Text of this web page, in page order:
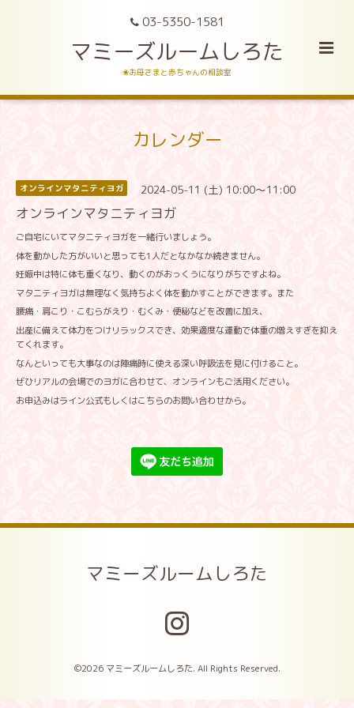
03-5350-1581
マミーズルームしろた
❀お母さまと赤ちゃんの相談室
カレンダー
オンラインマタニティヨガ 2024-05-11 (土) 10:00～11:00
オンラインマタニティヨガ
ご自宅にいてマタニティヨガを一緒行いましょう。
体を動かした方がいいと思っても1 人だとなかなか続きません。
妊娠中は特に体も重くなり、動くのがおっくうになりがちですよね。
マタニティヨガは無理なく気持ちよく体を動かすことができます。また
腰痛・肩こり・こむらがえり・むくみ・便秘などを改善に加え、
出産に備えて体力をつけリラックスでき、効果適度な運動で体重の増えすぎを抑え
てくれます。
なんといっても大事なのは陣痛時に使える深い呼吸法を見に付けること。
ぜひリアルの会場でのヨガに合わせて、オンラインもご活用ください。
お申込みはライン公式もしくはこちらのお問い合わせから。
マミーズルームしろた
©2026 マミーズルームしろた. All Rights Reserved.